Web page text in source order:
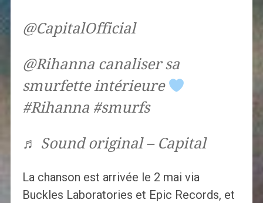
@CapitalOfficial
@Rihanna canaliser sa
smurfette intérieure
#Rihanna #smurfs
♬ Sound original – Capital
La chanson est arrivée le 2 mai via
Buckles Laboratories et Epic Records, et